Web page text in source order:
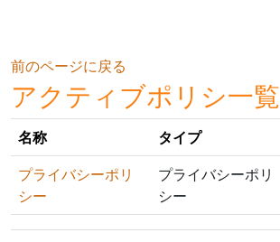
前のページに戻る
アクティブポリシ一覧
名称 タイプ
プライバシーポリ
シー
プライバシーポリ
シー